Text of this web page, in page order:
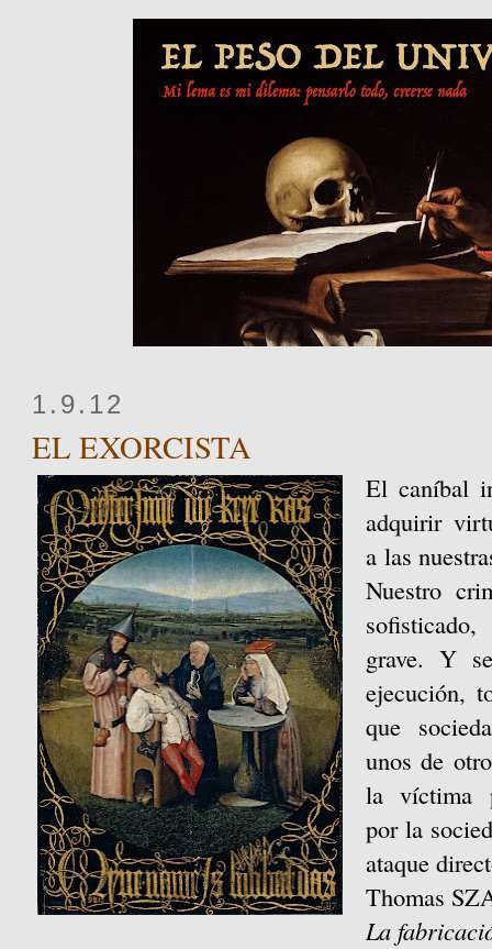
1.9.12
EL EXORCISTA
El caníbal
adquirir
a las
Nuestro
grave. Y
ejecución,
que
unos de
la víctima
por la
ataque
Thomas
La